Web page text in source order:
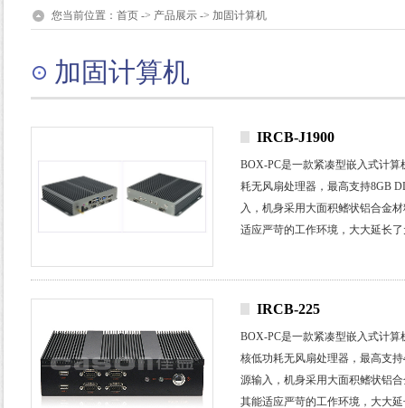
您当前位置： 首页 -> 产品展示 -> 加固计算机
加固计算机
IRCB-J1900
BOX-PC是一款紧凑型嵌入式计
耗无风扇处理器，最高支持8GB
入，机身采用大面积鳍状铝合金
适应严苛的工作环境，大大延长
IRCB-225
BOX-PC是一款紧凑型嵌入式计
核低功耗无风扇处理器，最高支持
源输入，机身采用大面积鳍状铝
其能适应严苛的工作环境，大大